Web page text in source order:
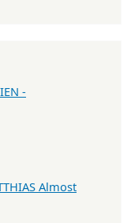
-
Almost